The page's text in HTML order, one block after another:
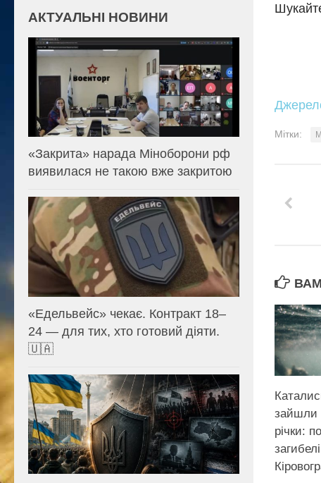
Мітки:
зайшли
річки:
АКТУАЛЬНІ НОВИНИ
«Закрита» нарада Міноборони рф
виявилася не такою вже закритою
«Едельвейс» чекає. Контракт 18–
24 — для тих, хто готовий діяти.
🇺🇦